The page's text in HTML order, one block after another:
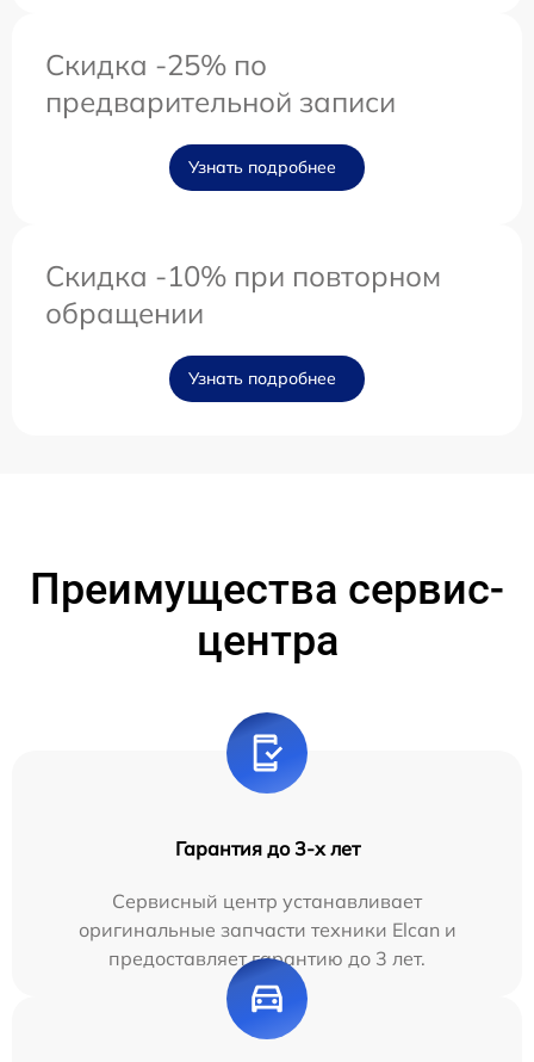
Скидка -25% по
предварительной записи
Узнать подробнее
Скидка -10% при повторном
обращении
Узнать подробнее
Преимущества сервис-
центра
Гарантия до 3-х лет
Сервисный центр устанавливает
оригинальные запчасти техники Elcan и
предоставляет гарантию до 3 лет.